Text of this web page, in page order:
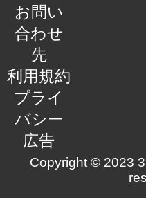
お問い
合わせ
先
利用規約
プライ
バシー
広告
Copyright © 2023